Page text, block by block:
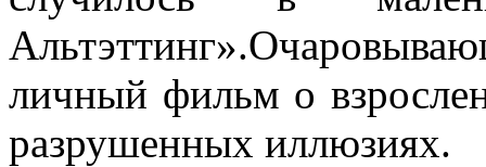
личный фильм о
разрушенных иллюзиях.